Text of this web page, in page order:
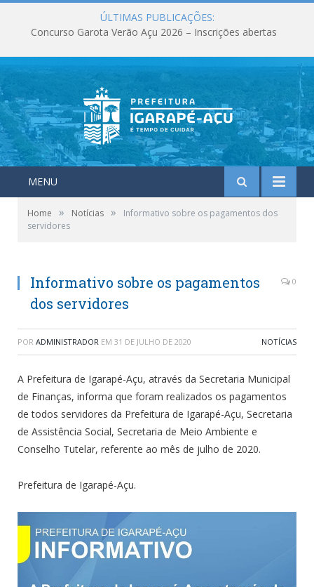
ÚLTIMAS PUBLICAÇÕES:
Concurso Garota Verão Açu 2026 – Inscrições abertas
MENU
Home » Notícias »
Informativo sobre os pagamentos dos
servidores
Informativo sobre os pagamentos
dos servidores
0
POR ADMINISTRADOR EM 31 DE JULHO DE 2020 NOTÍCIAS
A Prefeitura de Igarapé-Açu, através da Secretaria Municipal
de Finanças, informa que foram realizados os pagamentos
de todos servidores da Prefeitura de Igarapé-Açu, Secretaria
de Assistência Social, Secretaria de Meio Ambiente e
Conselho Tutelar, referente ao mês de julho de 2020.
Prefeitura de Igarapé-Açu.